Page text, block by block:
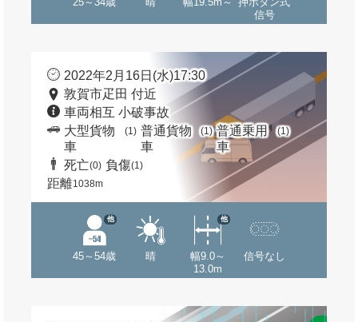
信号
2022年2月16日(水)17:30
敦賀市疋田 付近
車両相互 小破事故
大型貨物
車
(1) 普通貨物
車
(1) 普通乗用
車
(1)
死亡(0) 負傷(1)
距離1038m
45～54歳
他
晴
幅9.0～
13.0m
他
信号なし